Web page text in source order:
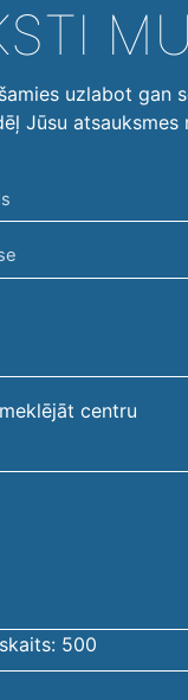
uzlabot gan
Jūsu atsauksmes
centru
500